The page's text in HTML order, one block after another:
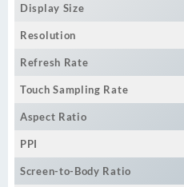
Display Size
Resolution
Refresh Rate
Touch Sampling Rate
Aspect Ratio
PPI
Screen-to-Body Ratio